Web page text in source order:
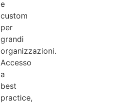
e
custom
per
grandi
organizzazioni.
Accesso
a
best
practice,